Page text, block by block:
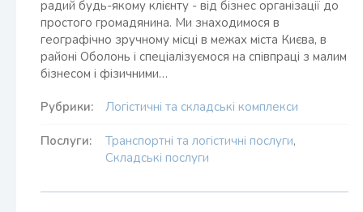
радий будь-якому клієнту - від бізнес організації до
простого громадянина. Ми знаходимося в
географічно зручному місці в межах міста Києва, в
районі Оболонь і спеціалізуємося на співпраці з малим
бізнесом і фізичними…
Рубрики: Логістичні та складські комплекси
Послуги: Транспортні та логістичні послуги,
Складські послуги